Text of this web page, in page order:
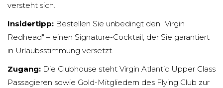
versteht sich.
Insidertipp: Bestellen Sie unbedingt den "Virgin
Redhead" – einen Signature-Cocktail, der Sie garantiert
in Urlaubsstimmung versetzt.
Zugang: Die Clubhouse steht Virgin Atlantic Upper Class
Passagieren sowie Gold-Mitgliedern des Flying Club zur